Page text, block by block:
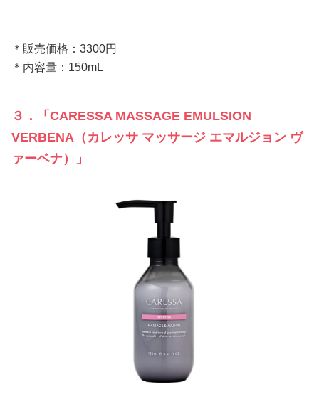
＊販売価格：3300円
＊内容量：150mL
３．「CARESSA MASSAGE EMULSION
VERBENA（カレッサ マッサージ エマルジョン ヴ
ァーベナ）」